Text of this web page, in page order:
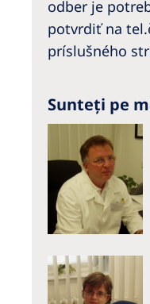
odber je
potvrdiť na
príslušného
Sunteți pe